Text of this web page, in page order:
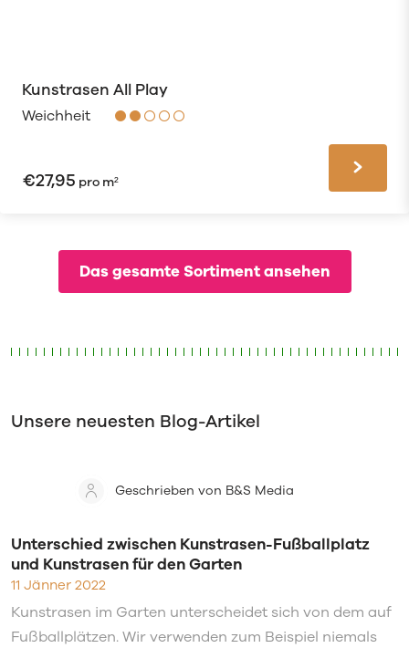
Kunstrasen All Play
Weichheit
€27,95 pro m²
Das gesamte Sortiment ansehen
Unsere neuesten Blog-Artikel
Geschrieben von B&S Media
Unterschied zwischen Kunstrasen-Fußballplatz
und Kunstrasen für den Garten
11 Jänner 2022
Kunstrasen im Garten unterscheidet sich von dem auf
Fußballplätzen. Wir verwenden zum Beispiel niemals